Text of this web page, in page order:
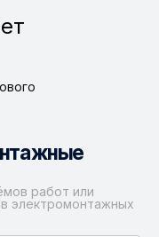
работ или
электромонтажных